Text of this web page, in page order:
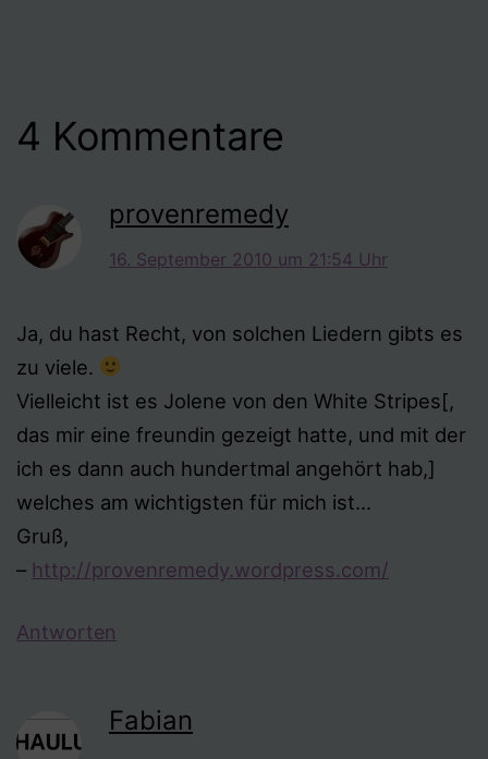
4 Kommentare
provenremedy
16. September 2010 um 21:54 Uhr
Ja, du hast Recht, von solchen Liedern gibts es
zu viele.
Vielleicht ist es Jolene von den White Stripes[,
das mir eine freundin gezeigt hatte, und mit der
ich es dann auch hundertmal angehört hab,]
welches am wichtigsten für mich ist…
Gruß,
– http://provenremedy.wordpress.com/
Antworten
Fabian